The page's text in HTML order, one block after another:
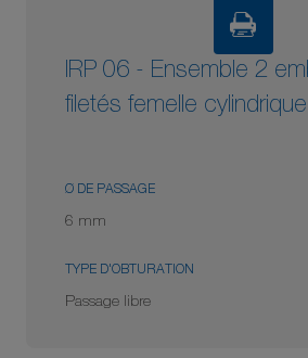
IRP 06 - Ensemble 2
filetés femelle cylindrique
Ø DE PASSAGE
6 mm
TYPE D'OBTURATION
Passage libre